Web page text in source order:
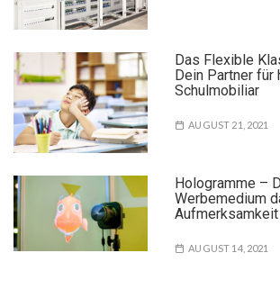
Das Flexible
Dein Partner für
Schulmobiliar
AUGUST 21, 2021
Hologramme –
Werbemedium
AUGUST 14, 2021